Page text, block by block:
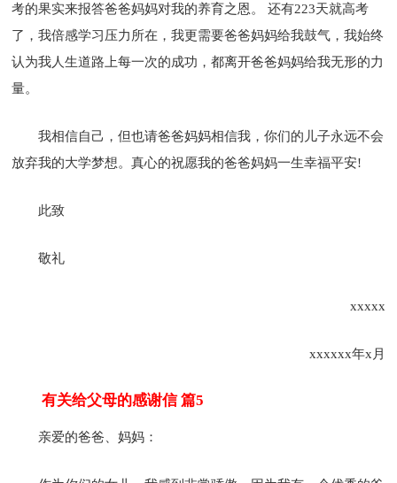
考的果实来报答爸爸妈妈对我的养育之恩。 还有223天就高考
了，我倍感学习压力所在，我更需要爸爸妈妈给我鼓气，我始终
认为我人生道路上每一次的成功，都离开爸爸妈妈给我无形的力
量。
我相信自己，但也请爸爸妈妈相信我，你们的儿子永远不会
放弃我的大学梦想。真心的祝愿我的爸爸妈妈一生幸福平安!
此致
敬礼
xxxxx
xxxxxx年x月
有关给父母的感谢信 篇5
亲爱的爸爸、妈妈：